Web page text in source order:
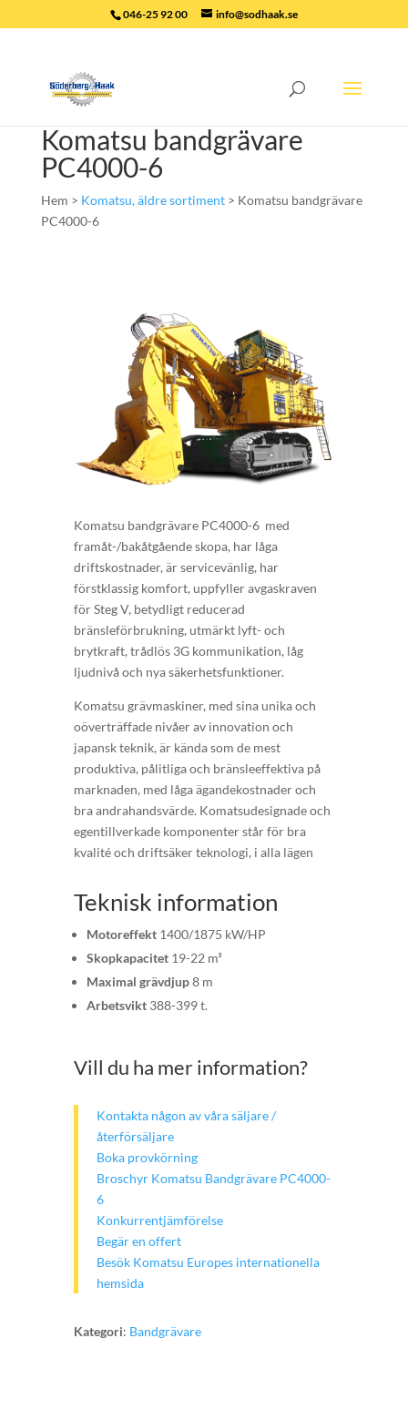
046-25 92 00 info@sodhaak.se
Komatsu bandgrävare
PC4000-6
Hem > Komatsu, äldre sortiment> Komatsu bandgrävare
PC4000-6
Komatsu bandgrävare PC4000-6 med
framåt-/bakåtgående skopa, har låga
driftskostnader, är servicevänlig, har
förstklassig komfort, uppfyller avgaskraven
för Steg V, betydligt reducerad
bränsleförbrukning, utmärkt lyft- och
brytkraft, trådlös 3G kommunikation, låg
ljudnivå och nya säkerhetsfunktioner.
Komatsu grävmaskiner, med sina unika och
oöverträffade nivåer av innovation och
japansk teknik, är kända som de mest
produktiva, pålitliga och bränsleeffektiva på
marknaden, med låga ägandekostnader och
bra andrahandsvärde. Komatsudesignade och
egentillverkade komponenter står för bra
kvalité och driftsäker teknologi, i alla lägen
Teknisk information
Motoreffekt1400/1875 kW/HP
Skopkapacitet19-22 m³
Maximal grävdjup8 m
Arbetsvikt388-399 t.
Vill du ha mer information?
Kontakta någon av våra säljare /
återförsäljare
Boka provkörning
Broschyr Komatsu Bandgrävare PC4000-
6
Konkurrentjämförelse
Begär en offert
Besök Komatsu Europes internationella
hemsida
Kategori: Bandgrävare